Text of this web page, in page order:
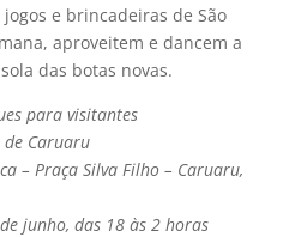
e brincadeiras de São
aproveitem e dancem a
das botas novas.
para visitantes
de Caruaru
– Praça Silva Filho – Caruaru,
junho, das 18 às 2 horas